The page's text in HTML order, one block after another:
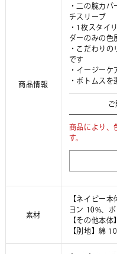
商品情報
・二の腕カ
チスリーブ
・1枚スタイ
ダーのみの色
・こだわり
です
・イージー
・ボトムス
商品により、
す。
素材
【ネイビー
ヨン 10%、
【その他本
【別地】綿